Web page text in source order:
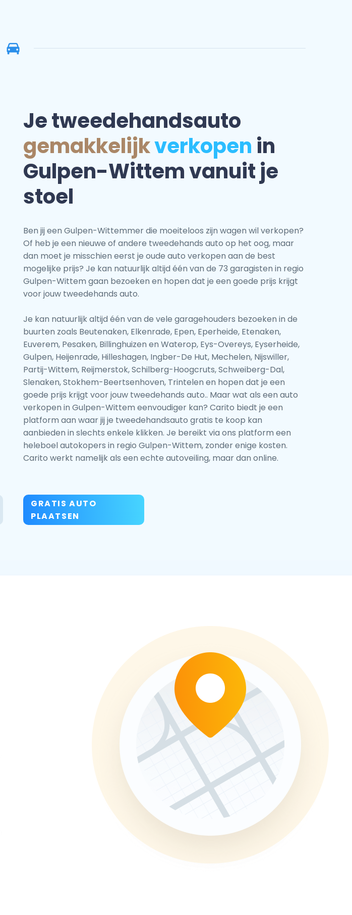
Je tweedehandsauto
gemakkelijkverkopen in
Gulpen-Wittem vanuit je
stoel
Ben jij een Gulpen-Wittemmer die moeiteloos zijn wagen wil verkopen?
Of heb je een nieuwe of andere tweedehands auto op het oog, maar
dan moet je misschien eerst je oude auto verkopen aan de best
mogelijke prijs? Je kan natuurlijk altijd één van de 73 garagisten in regio
Gulpen-Wittem gaan bezoeken en hopen dat je een goede prijs krijgt
voor jouw tweedehands auto.
Je kan natuurlijk altijd één van de vele garagehouders bezoeken in de
buurten zoals Beutenaken, Elkenrade, Epen, Eperheide, Etenaken,
Euverem, Pesaken, Billinghuizen en Waterop, Eys-Overeys, Eyserheide,
Gulpen, Heijenrade, Hilleshagen, Ingber-De Hut, Mechelen, Nijswiller,
Partij-Wittem, Reijmerstok, Schilberg-Hoogcruts, Schweiberg-Dal,
Slenaken, Stokhem-Beertsenhoven, Trintelen en hopen dat je een
goede prijs krijgt voor jouw tweedehands auto.. Maar wat als een auto
verkopen in Gulpen-Wittem eenvoudiger kan? Carito biedt je een
platform aan waar jij je tweedehandsauto gratis te koop kan
aanbieden in slechts enkele klikken. Je bereikt via ons platform een
heleboel autokopers in regio Gulpen-Wittem, zonder enige kosten.
Carito werkt namelijk als een echte autoveiling, maar dan online.
GRATIS AUTO
PLAATSEN